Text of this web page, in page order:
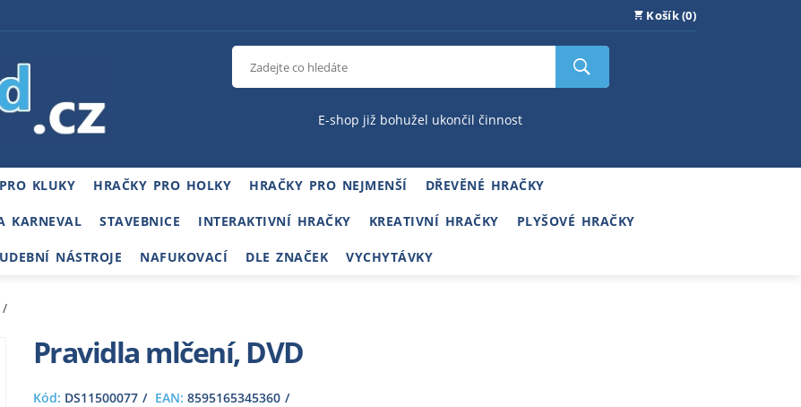
Košík (0)
E-shop již bohužel ukončil činnost
KLUKY HRAČKY PRO HOLKY HRAČKY PRO NEJMENŠÍ DŘEVĚNÉ HRAČKY
KARNEVAL STAVEBNICE INTERAKTIVNÍ HRAČKY KREATIVNÍ HRAČKY PLYŠOVÉ HRAČKY
NÁSTROJE NAFUKOVACÍ DLE ZNAČEK VYCHYTÁVKY
Pravidla mlčení, DVD
Kód: DS11500077 EAN: 8595165345360